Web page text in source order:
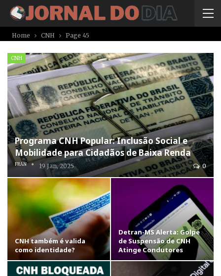
Home CNH Page 45
CNH
Programa CNH Popular: Inclusão Social e
Mobilidade para Cidadãos de Baixa Renda
FRAN 19 Jan, 2025 0
CNH também é valida
como identidade?
Detran-MS Alerta: Golpe
de Suspensão de CNH
Atinge Condutores